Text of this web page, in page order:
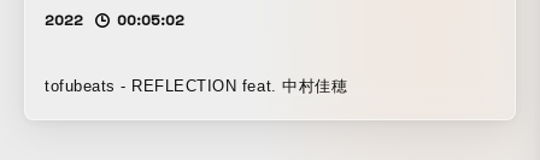
2022 00:05:02
tofubeats - REFLECTION feat. 中村佳穂